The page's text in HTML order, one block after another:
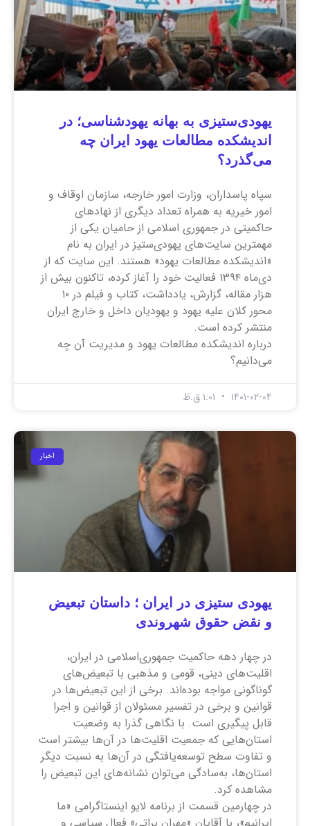
یهودی‌ستیزی به بهانه یهودشناسی؛ در
اندیشکده مطالعات یهود ایران چه
می‌گذرد؟
سپاه پاسداران، وزارت امور خارجه، سازمان اوقاف و
امور خیریه به همراه تعداد دیگری از نهاد‌های
حاکمیتی در جمهوری اسلامی از حامیان یکی از
مهمترین سایت‌های یهودی‌ستیز در ایران به نام
«اندیشکده مطالعات یهود» هستند. این سایت که از
دی‌ماه ۱۳۹۴ فعالیت خود را آغاز کرده، تاکنون بیش از
هزار مقاله، گزارش، یادداشت، کتاب و فیلم در ۱۰
محور کلان علیه یهود و یهودیان داخل و خارج ایران
منتشر کرده است.
درباره اندیشکده مطالعات یهود و مدیریت آن چه
می‌دانیم؟
۱۴۰۱-۰۲-۰۴
اخبار
یهودی ستیزی در ایران ؛ داستان تبعیض
و نقض حقوق شهروندی
در چهار دهه‌ حاکمیت جمهوری‌اسلامی در ایران،
اقلیت‌های دینی، قومی و مذهبی با تبعیض‌های
گوناگونی مواجه بوده‌اند. برخی از این تبعیض‌ها در
قوانین و برخی در تفسیر مسئولان از قوانین و اجرا
قابل پیگیری است. با نگاهی گذرا به وضعیت
استان‌هایی که جمعیت اقلیت‌ها در آن‌ها بیشتر است
و تفاوت سطح توسعه‌یافتگی در آن‌ها به نسبت دیگر
استان‌ها، به‌سادگی می‌توان نشانه‌های این تبعیض را
مشاهده کرد.
در چهارمین قسمت از برنامه لایو اینستاگرامی «ما